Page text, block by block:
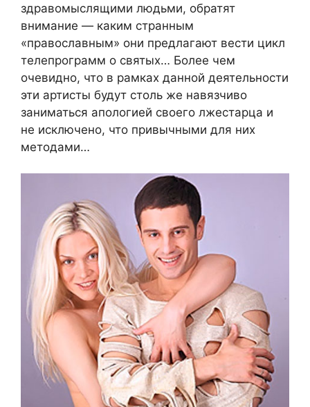
здравомыслящими людьми, обратят
внимание — каким странным
«православным» они предлагают вести цикл
телепрограмм о святых… Более чем
очевидно, что в рамках данной деятельности
эти артисты будут столь же навязчиво
заниматься апологией своего лжестарца и
не исключено, что привычными для них
методами…